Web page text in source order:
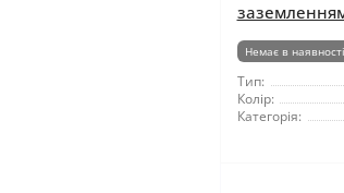
Немає в наявності
Тип:
Колір:
Категорія: